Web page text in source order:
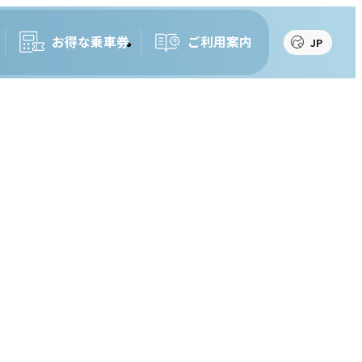
お得な乗車券 ご利用案内
JP
EN 繁 簡 한